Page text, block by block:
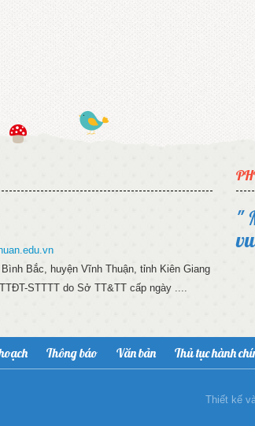
Bắc, huyện Vĩnh Thuận, tỉnh Kiên Giang
STTTT do Sở TT&TT cấp ngày ....
"
Thông báo Văn bản Thủ tục hành
Thiết kế